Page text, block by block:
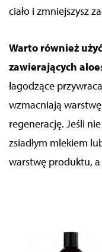
ciało i zmniejszysz
Warto również
zawierających
łagodzące
wzmacniają
regenerację. Jeśli
zsiadłym mlekiem
warstwę produktu,